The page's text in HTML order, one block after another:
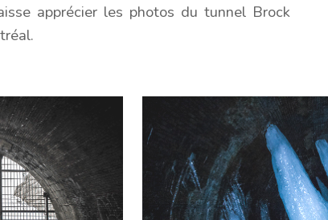
apprécier les photos du tunnel Brock